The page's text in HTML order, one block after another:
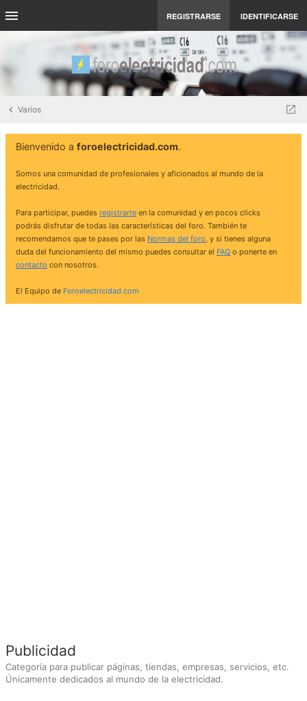
REGISTRARSE IDENTIFICARSE
Varios
Bienvenido a foroelectricidad.com.
Somos una comunidad de profesionales y aficionados al mundo de la
electricidad.
Para participar, puedes registrarte en la comunidad y en pocos clicks
podrás disfrutar de todas las características del foro. También te
recomendamos que te pases por las Normas del foro, y si tienes alguna
duda del funcionamiento del mismo puedes consultar el FAQ o ponerte en
contacto con nosotros.
El Equipo de Foroelectricidad.com
Publicidad
Categoría para publicar páginas, tiendas, empresas, servicios, etc.
Únicamente dedicados al mundo de la electricidad.